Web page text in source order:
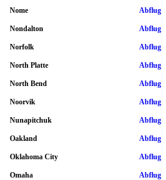
Nome Abflug
Nondalton Abflug
Norfolk Abflug
North Platte Abflug
North Bend Abflug
Noorvik Abflug
Nunapitchuk Abflug
Oakland Abflug
Oklahoma City Abflug
Omaha Abflug